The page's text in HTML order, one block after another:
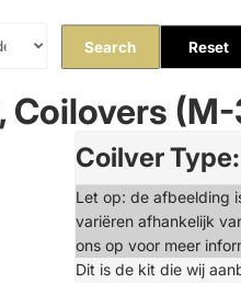
Search Reset
Coilovers
Coilver
Let op: de afbeelding
variëren afhankelijk
ons op voor meer
Dit is de kit die wij